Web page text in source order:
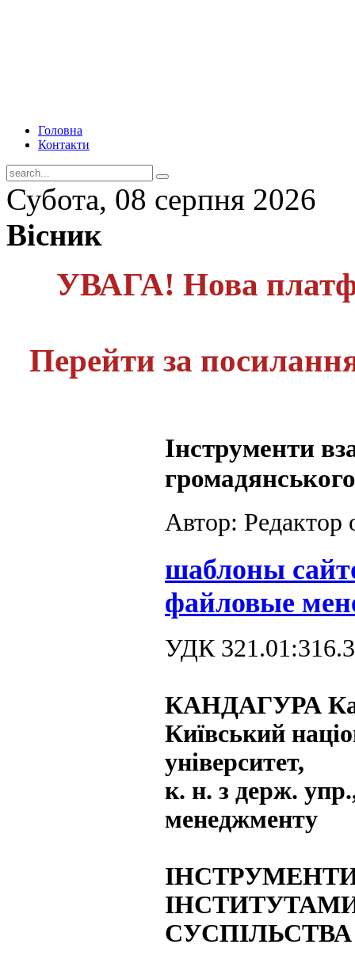
Головна
Контакти
Субота, 08 серпня 2026
Вісник
УВАГА! Нова
Перейти за
Інструменти
Автор: Редактор
шаблоны
файловые
УДК 321.01:316.3
КАНДАГУРА
Київський
університет,
к. н. з держ.
менеджменту
СУСПІЛЬСТВА